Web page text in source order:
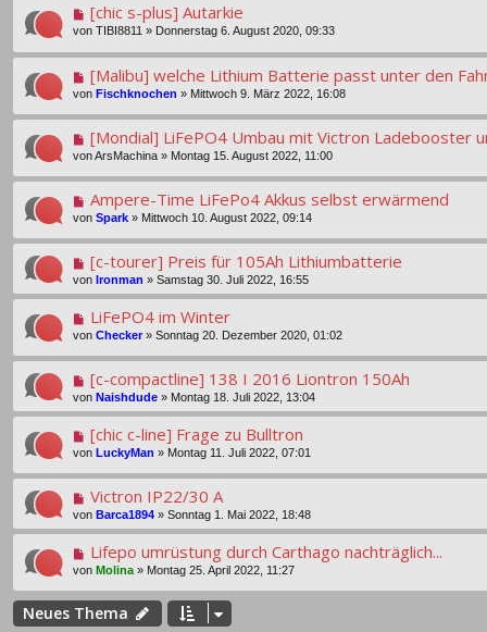
[chic s-plus] Autarkie
von TIBI8811 » Donnerstag 6. August 2020, 09:33
[Malibu] welche Lithium Batterie passt unter den
von Fischknochen » Mittwoch 9. März 2022, 16:08
[Mondial] LiFePO4 Umbau mit Victron
vonArsMachina » Montag 15. August 2022, 11:00
Ampere-Time LiFePo4 Akkus selbst erwärmend
von Spark » Mittwoch 10. August 2022, 09:14
[c-tourer] Preis für 105Ah Lithiumbatterie
von Ironman » Samstag 30. Juli 2022, 16:55
LiFePO4 im Winter
von Checker» Sonntag 20. Dezember 2020, 01:02
[c-compactline] 138 I 2016 Liontron 150Ah
von Naishdude » Montag 18. Juli 2022, 13:04
[chic c-line] Frage zu Bulltron
von LuckyMan » Montag 11. Juli 2022, 07:01
Victron IP22/30 A
von Barca1894 » Sonntag 1. Mai 2022, 18:48
Lifepo umrüstung durch Carthago nachträglich...
von Molina » Montag 25. April 2022, 11:27
Neues Thema